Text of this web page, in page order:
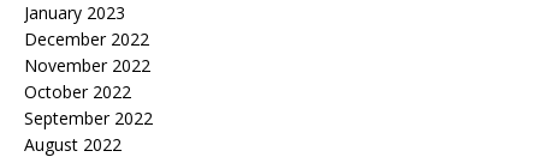
January 2023
December 2022
November 2022
October 2022
September 2022
August 2022